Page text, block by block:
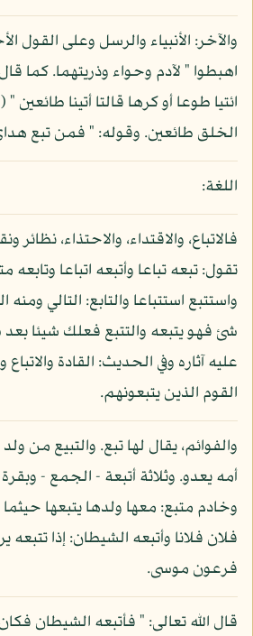
والآخر: الأنبياء والرسل وعلى القول
اهبطوا " لآدم وحواء وذريتهما. كما
الخلق طائعين. وقوله: " فمن تبع
اللغة:
فالاتباع، والاقتداء، والاحتذاء، نظائر
تقول: تبعه تباعا وأتبعه اتباعا وتابعه
واستتبع استتباعا والتابع: التالي ومنه
شئ فهو يتبعه والتتبع فعلك شيئا
عليه آثاره وفي الحديث: القادة والاتباع
القوم الذين يتبعونهم.
والفوائم، يقال لها تبع. والتبيع من
أمه يعدو. وثلاثة أتبعة - الجمع -
وخادم متبع: معها ولدها يتبعها
فلان فلانا وأتبعه الشيطان: إذا تتبعه
فرعون موسى.